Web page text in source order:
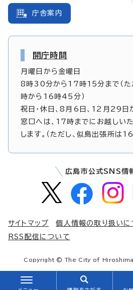
庁舎案内
開庁時間
月曜日から金曜日
8時30分から17時15分まで（た
時から16時45分）
祝日・休日、8月6日、12月29
窓口へは、17時までにお越しい
します。（ただし、似島出張所は
広島市公式SNS情
サイトマップ 個人情報の取り扱いに
RSS配信について
Copyright © The City of